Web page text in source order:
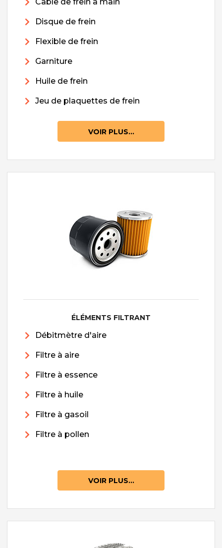
Câble de frein à main
Disque de frein
Flexible de frein
Garniture
Huile de frein
Jeu de plaquettes de frein
VOIR PLUS...
ÉLÉMENTS FILTRANT
Débitmètre d'aire
Filtre à aire
Filtre à essence
Filtre à huile
Filtre à gasoil
Filtre à pollen
VOIR PLUS...